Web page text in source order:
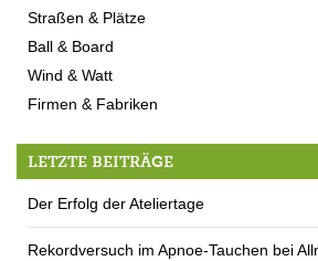
Straßen & Plätze
Ball & Board
Wind & Watt
Firmen & Fabriken
LETZTE BEITRÄGE
Der Erfolg der Ateliertage
Rekordversuch im Apnoe-Tauchen bei